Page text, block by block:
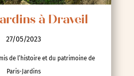
à Draveil
27/05/2023
de l’histoire et du patrimoine de
Paris-Jardins